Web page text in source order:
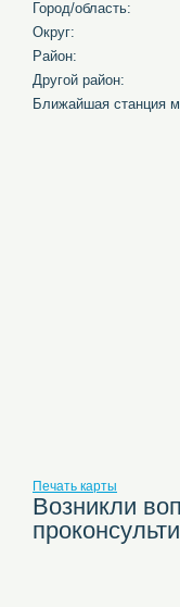
Город/область:
Округ:
Район:
Другой район:
Ближайшая станция
Печать карты
Возникли